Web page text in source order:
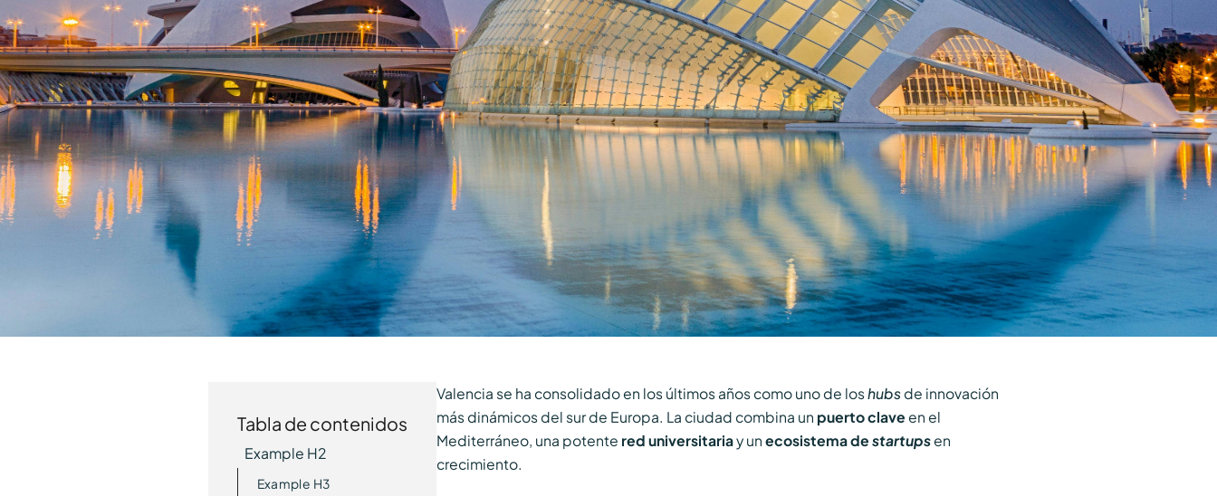
Tabla de contenidos
Example H2
Example H3
Valencia se ha consolidado en los últimos años como uno de loshubsde innovación
más dinámicos del sur de Europa. La ciudad combina un puerto clave en el
Mediterráneo, una potente red universitariay un ecosistema de startupsen
crecimiento.